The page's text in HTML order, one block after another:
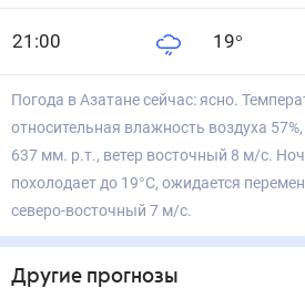
21 :00 19°
Погода в Азатане сейчас: ясно.
относительная влажность воздуха
637 мм. р.т., ветер восточный 8 м/с.
похолодает до 19°С, ожидается
северо-восточный 7 м/с.
Другие прогнозы